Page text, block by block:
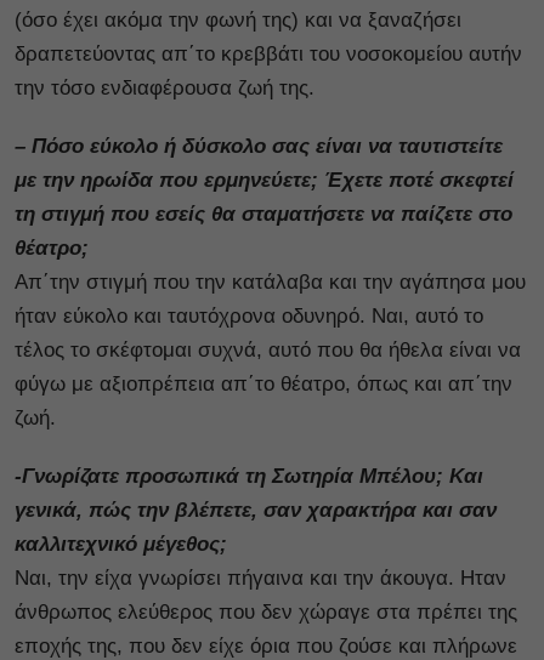
(όσο έχει ακόμα την φωνή της) και να ξαναζήσει
δραπετεύοντας απ΄το κρεββάτι του νοσοκομείου αυτήν
την τόσο ενδιαφέρουσα ζωή της.
– Πόσο εύκολο ή δύσκολο σας είναι να ταυτιστείτε
με την ηρωίδα που ερμηνεύετε; Έχετε ποτέ σκεφτεί
τη στιγμή που εσείς θα σταματήσετε να παίζετε στο
θέατρο;
Απ΄την στιγμή που την κατάλαβα και την αγάπησα μου
ήταν εύκολο και ταυτόχρονα οδυνηρό. Ναι, αυτό το
τέλος το σκέφτομαι συχνά, αυτό που θα ήθελα είναι να
φύγω με αξιοπρέπεια απ΄το θέατρο, όπως και απ΄την
ζωή.
-Γνωρίζατε προσωπικά τη Σωτηρία Μπέλου; Και
γενικά, πώς την βλέπετε, σαν χαρακτήρα και σαν
καλλιτεχνικό μέγεθος;
Ναι, την είχα γνωρίσει πήγαινα και την άκουγα. Ηταν
άνθρωπος ελεύθερος που δεν χώραγε στα πρέπει της
εποχής της, που δεν είχε όρια που ζούσε και πλήρωνε